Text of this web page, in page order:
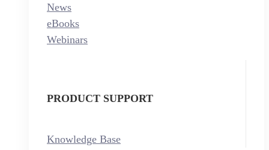
News
eBooks
Webinars
PRODUCT SUPPORT
Knowledge Base